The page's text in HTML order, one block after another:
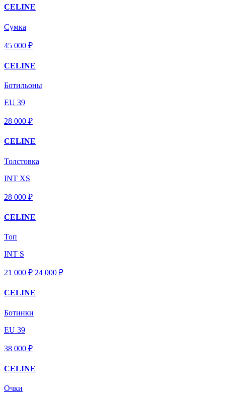
CELINE
Сумка
45 000 ₽
CELINE
Ботильоны
EU 39
28 000 ₽
CELINE
Толстовка
INT XS
28 000 ₽
CELINE
Топ
INT S
21 000 ₽ 24 000 ₽
CELINE
Ботинки
EU 39
38 000 ₽
CELINE
Очки